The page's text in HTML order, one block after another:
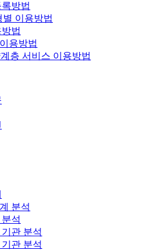
방법
별 이용방법
법
용방법
층 서비스 이용방법
분석
석
관 분석
관 분석